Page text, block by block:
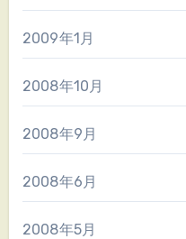
2009年1月
2008年10月
2008年9月
2008年6月
2008年5月